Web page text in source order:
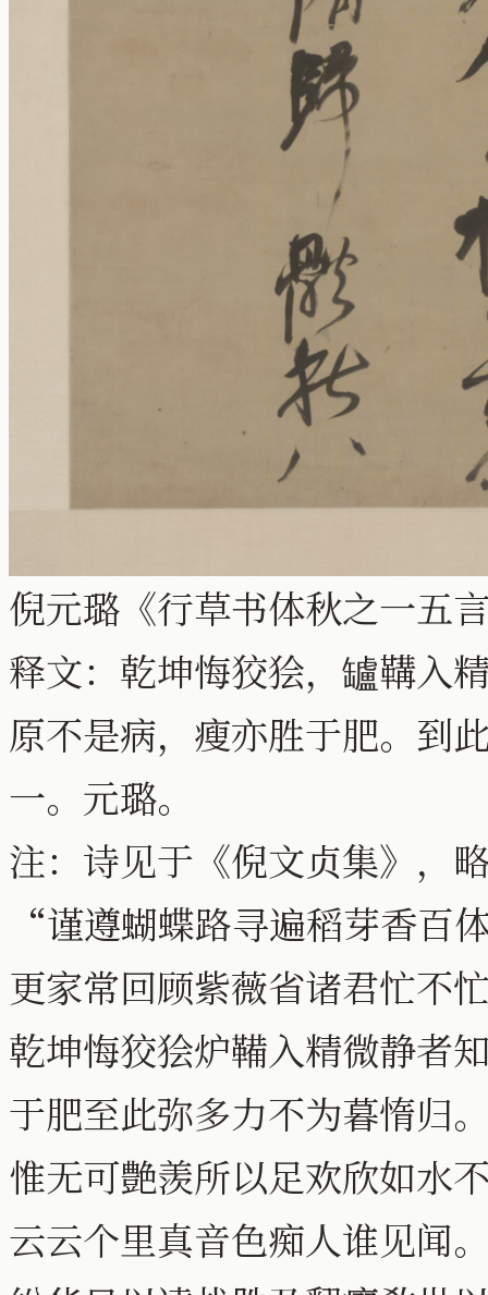
倪元璐《行草书体秋之一五
释文：乾坤悔狡狯，罏鞲入
原不是病，瘦亦胜于肥。到
一。元璐。
注：诗见于《倪文贞集》，
“谨遵蝴蝶路寻遍稻芽香百
更家常回顾紫薇省诸君忙不
乾坤悔狡狯炉鞴入精微静者
于肥至此弥多力不为暮惰归
惟无可艶羡所以足欢欣如水
云云个里真音色痴人谁见闻